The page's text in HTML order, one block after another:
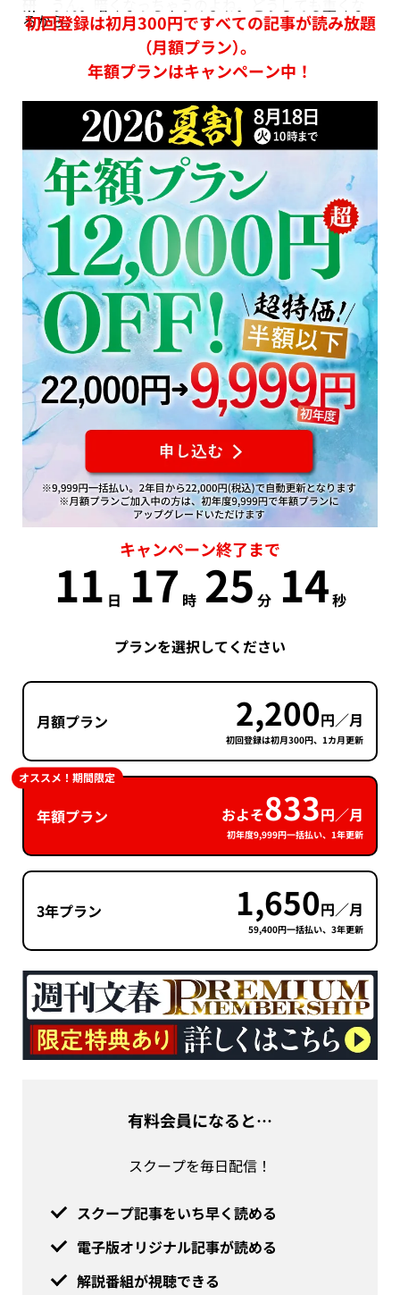
るから。
初回登録は初月300円ですべての記事が読み放題
（月額プラン）。
年額プランはキャンペーン中！
キャンペーン終了まで
11 日 17 時 25 分 13秒
プランを選択してください
月額プラン 2,200円／月
初回登録は初月300円、1カ月更新
年額プラン およそ833円／月
初年度9,999円一括払い、1年更新
オススメ！期間限定
3年プラン 1,650円／月
59,400円一括払い、3年更新
有料会員になると…
スクープを毎日配信！
スクープ記事をいち早く読める
電子版オリジナル記事が読める
解説番組が視聴できる